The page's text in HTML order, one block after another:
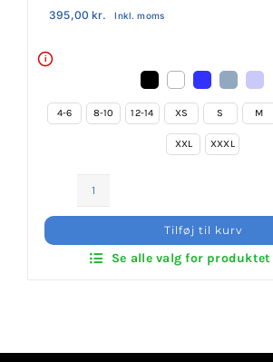
antal
395,00kr. Inkl. moms
i
4-6 8-10 12-14 XS S M
XXL XXXL
–
With
Tilføj til kurv
Se alle valg for produktet